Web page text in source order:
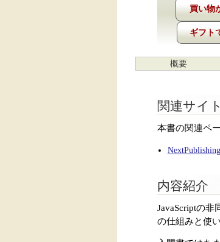
ギフト
概要
関連サイト
本書の関連ペ
内容紹介
JavaScriptの非
の仕組みと使